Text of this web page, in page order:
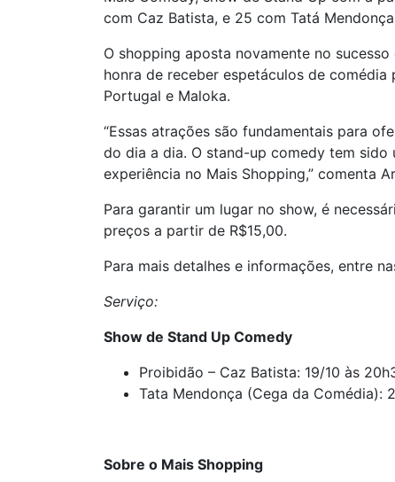
com Caz Batista, e 25 com Tatá
O shopping aposta novamente no
honra de receber espetáculos de
Portugal e Maloka.
“Essas atrações são fundamentais para
do dia a dia. O stand-up comedy tem
experiência no Mais Shopping,” comenta
Para garantir um lugar no show, é
preços a partir de R$15,00.
Para mais detalhes e informações, entre
Serviço:
Show de Stand Up Comedy
Proibidão – Caz Batista: 19/10 às
Tata Mendonça (Cega da Comédia):
Sobre o Mais Shopping